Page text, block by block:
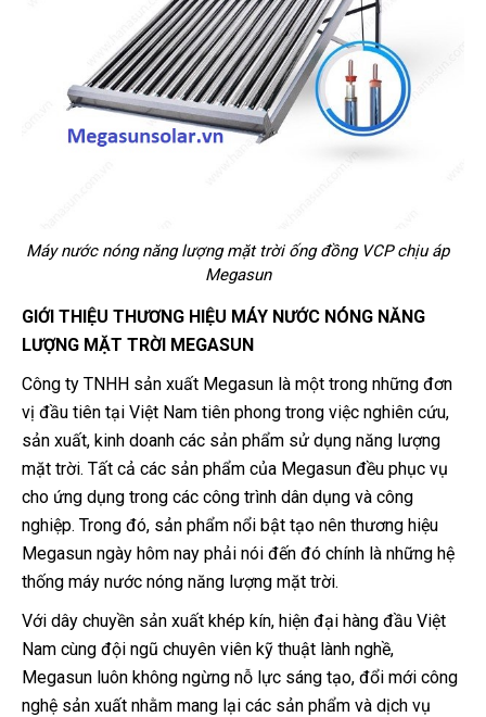
Máy nước nóng năng lượng mặt trời ống đồng VCP chịu áp
Megasun
GIỚI THIỆU THƯƠNG HIỆU MÁY NƯỚC NÓNG NĂNG
LƯỢNG MẶT TRỜI MEGASUN
Công ty TNHH sản xuất Megasun là một trong những đơn
vị đầu tiên tại Việt Nam tiên phong trong việc nghiên cứu,
sản xuất, kinh doanh các sản phẩm sử dụng năng lượng
mặt trời. Tất cả các sản phẩm của Megasun đều phục vụ
cho ứng dụng trong các công trình dân dụng và công
nghiệp. Trong đó, sản phẩm nổi bật tạo nên thương hiệu
Megasun ngày hôm nay phải nói đến đó chính là những hệ
thống máy nước nóng năng lượng mặt trời.
Với dây chuyền sản xuất khép kín, hiện đại hàng đầu Việt
Nam cùng đội ngũ chuyên viên kỹ thuật lành nghề,
Megasun luôn không ngừng nỗ lực sáng tạo, đổi mới công
nghệ sản xuất nhằm mang lại các sản phẩm và dịch vụ